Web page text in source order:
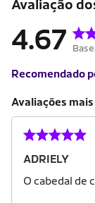
Avaliação
4.67
Recomendado
Avaliações
ADRIELY
O cabedal de